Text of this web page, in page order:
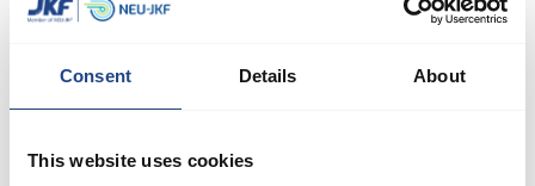
Consent Details About
This website uses cookies